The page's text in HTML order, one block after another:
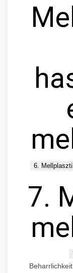
6.
7.